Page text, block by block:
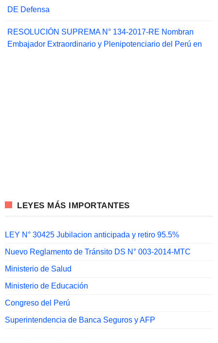
DE Defensa
RESOLUCIÓN SUPREMA N° 134-2017-RE Nombran
Embajador Extraordinario y Plenipotenciario del Perú en
LEYES MÁS IMPORTANTES
LEY N° 30425 Jubilacion anticipada y retiro 95.5%
Nuevo Reglamento de Tránsito DS N° 003-2014-MTC
Ministerio de Salud
Ministerio de Educación
Congreso del Perú
Superintendencia de Banca Seguros y AFP